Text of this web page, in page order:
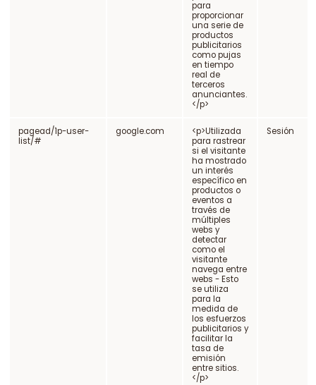
para
proporcionar
una serie de
productos
publicitarios
como pujas
en tiempo
real de
terceros
anunciantes.
</p>
pagead/1p-user-
list/#
google.com
<p>Utilizada
para rastrear
si el visitante
ha mostrado
un interés
específico en
productos o
eventos a
través de
múltiples
webs y
detectar
como el
visitante
navega entre
webs - Esto
se utiliza
para la
medida de
los esfuerzos
publicitarios y
facilitar la
tasa de
emisión
entre sitios.
</p>
Sesión